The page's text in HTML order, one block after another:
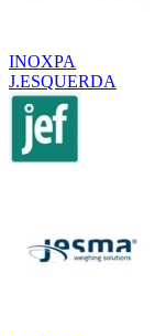
INOXPA
J.ESQUERDA